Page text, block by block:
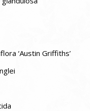
‘Austin Griffiths’